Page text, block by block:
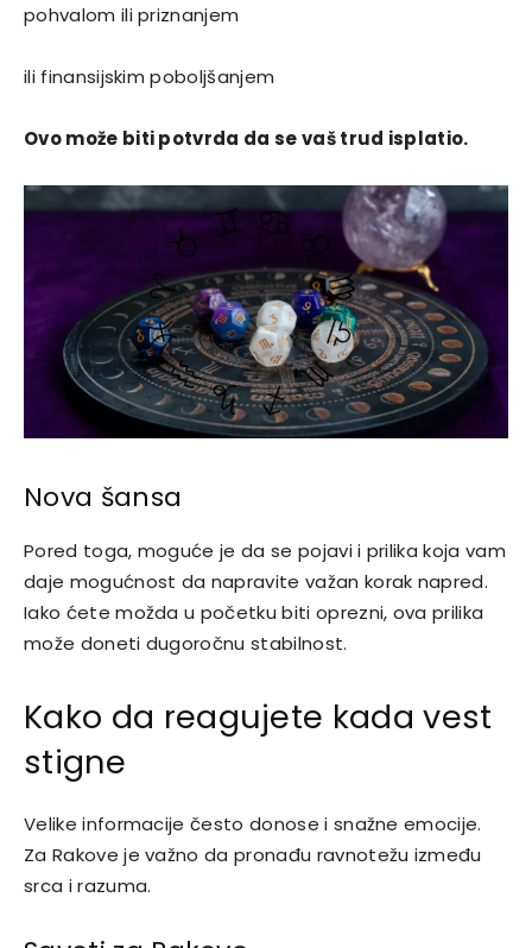
pohvalom ili priznanjem
ili finansijskim poboljšanjem
Ovo može biti potvrda da se vaš trud isplatio.
Nova šansa
Pored toga, moguće je da se pojavi i prilika koja vam
daje mogućnost da napravite važan korak napred.
Iako ćete možda u početku biti oprezni, ova prilika
može doneti dugoročnu stabilnost.
Kako da reagujete kada vest
stigne
Velike informacije često donose i snažne emocije.
Za Rakove je važno da pronađu ravnotežu između
srca i razuma.